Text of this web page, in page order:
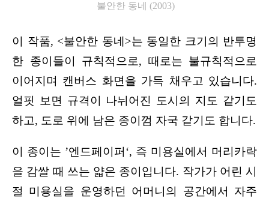
불안한 동네 (2003)
이 작품, <불안한 동네>는 동일한 크기의 반투명
한 종이들이 규칙적으로, 때로는 불규칙적으로
이어지며 캔버스 화면을 가득 채우고 있습니다.
얼핏 보면 규격이 나뉘어진 도시의 지도 같기도
하고, 도로 위에 남은 종이껌 자국 같기도 합니다.
이 종이는 ’엔드페이퍼‘, 즉 미용실에서 머리카락
을 감쌀 때 쓰는 얇은 종이입니다. 작가가 어린 시
절 미용실을 운영하던 어머니의 공간에서 자주